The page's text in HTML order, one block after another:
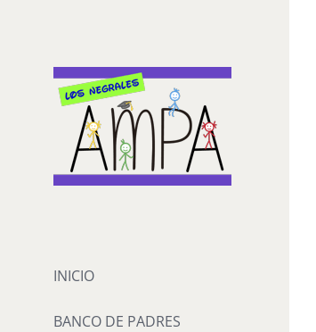
INICIO
BANCO DE PADRES